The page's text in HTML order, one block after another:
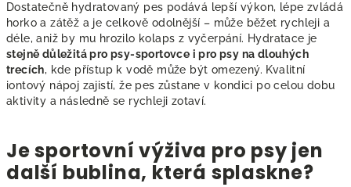
Dostatečně hydratovaný pes podává lepší výkon, lépe zvládá
horko a zátěž a je celkově odolnější – může běžet rychleji a
déle, aniž by mu hrozilo kolaps z vyčerpání. Hydratace je
stejně důležitá pro psy-sportovce i pro psy na dlouhých
trecích, kde přístup k vodě může být omezený. Kvalitní
iontový nápoj zajistí, že pes zůstane v kondici po celou dobu
aktivity a následně se rychleji zotaví.
Je sportovní výživa pro psy jen
další bublina, která splaskne?